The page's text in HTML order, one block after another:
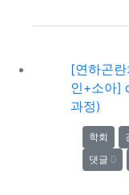
[연하곤
인+소아]
과정)
학회
댓글 0